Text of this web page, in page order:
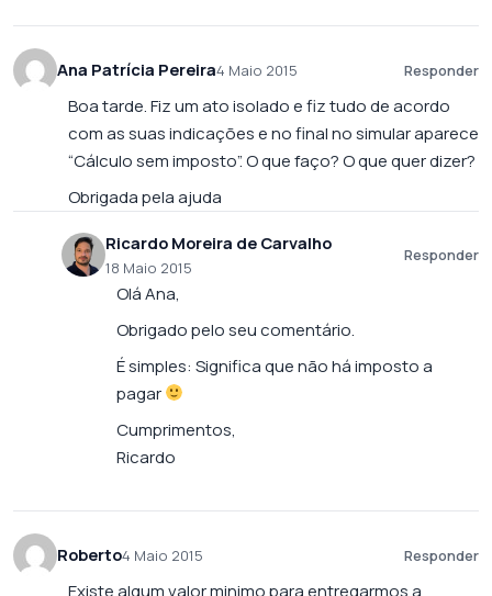
Ana Patrícia Pereira4 Maio 2015 Responder
Boa tarde. Fiz um ato isolado e fiz tudo de acordo
com as suas indicações e no final no simular aparece
“Cálculo sem imposto”. O que faço? O que quer dizer?
Obrigada pela ajuda
Ricardo Moreira de Carvalho
18 Maio 2015
Responder
Olá Ana,
Obrigado pelo seu comentário.
É simples: Significa que não há imposto a
pagar
Cumprimentos,
Ricardo
Roberto4 Maio 2015 Responder
Existe algum valor minimo para entregarmos a